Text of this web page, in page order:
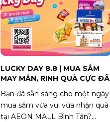
thử và nhận nhiều phần quà
hấp dẫn.
LUCKY DAY 8.8 | MUA SẮM
MAY MẮN, RINH QUÀ CỰC ĐÃ
Bạn đã sẵn sàng cho một ngày
mua sắm vừa vui vừa nhận quà
tại AEON MALL Bình Tân?